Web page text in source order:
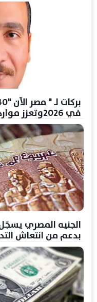
في 2026وتعزز موارد النقد الأجنبي لاستقرار الجنيه
بدعم من انتعاش